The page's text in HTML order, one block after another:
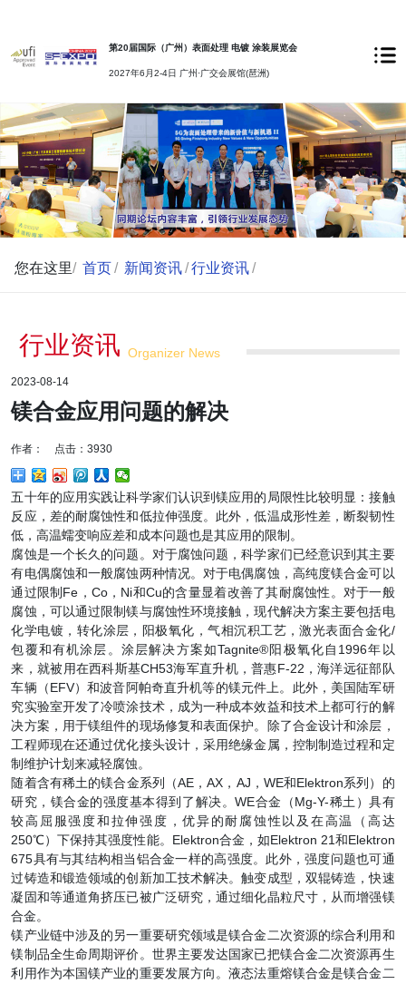
第20届国际（广州）表面处理 电镀 涂装展览会
2027年6月2-4日 广州·广交会展馆(琶洲)
您在这里/ 首页 / 新闻资讯 /行业资讯 /
行业资讯 Organizer News
2023-08-14
镁合金应用问题的解决
作者： 点击：3930
五十年的应用实践让科学家们认识到镁应用的局限性比较明显：接触
反应，差的耐腐蚀性和低拉伸强度。此外，低温成形性差，断裂韧性
低，高温蠕变响应差和成本问题也是其应用的限制。
腐蚀是一个长久的问题。对于腐蚀问题，科学家们已经意识到其主要
有电偶腐蚀和一般腐蚀两种情况。对于电偶腐蚀，高纯度镁合金可以
通过限制Fe，Co，Ni和Cu的含量显着改善了其耐腐蚀性。对于一般
腐蚀，可以通过限制镁与腐蚀性环境接触，现代解决方案主要包括电
化学电镀，转化涂层，阳极氧化，气相沉积工艺，激光表面合金化/
包覆和有机涂层。涂层解决方案如Tagnite®阳极氧化自1996年以
来，就被用在西科斯基CH53海军直升机，普惠F-22，海洋远征部队
车辆（EFV）和波音阿帕奇直升机等的镁元件上。此外，美国陆军研
究实验室开发了冷喷涂技术，成为一种成本效益和技术上都可行的解
决方案，用于镁组件的现场修复和表面保护。除了合金设计和涂层，
工程师现在还通过优化接头设计，采用绝缘金属，控制制造过程和定
制维护计划来减轻腐蚀。
随着含有稀土的镁合金系列（AE，AX，AJ，WE和Elektron系列）的
研究，镁合金的强度基本得到了解决。WE合金（Mg-Y-稀土）具有
较高屈服强度和拉伸强度，优异的耐腐蚀性以及在高温（高达
250℃）下保持其强度性能。Elektron合金，如Elektron 21和Elektron
675具有与其结构相当铝合金一样的高强度。此外，强度问题也可通
过铸造和锻造领域的创新加工技术解决。触变成型，双辊铸造，快速
凝固和等通道角挤压已被广泛研究，通过细化晶粒尺寸，从而增强镁
合金。
镁产业链中涉及的另一重要研究领域是镁合金二次资源的综合利用和
镁制品全生命周期评价。世界主要发达国家已把镁合金二次资源再生
利用作为本国镁产业的重要发展方向。液态法重熔镁合金是镁合金二